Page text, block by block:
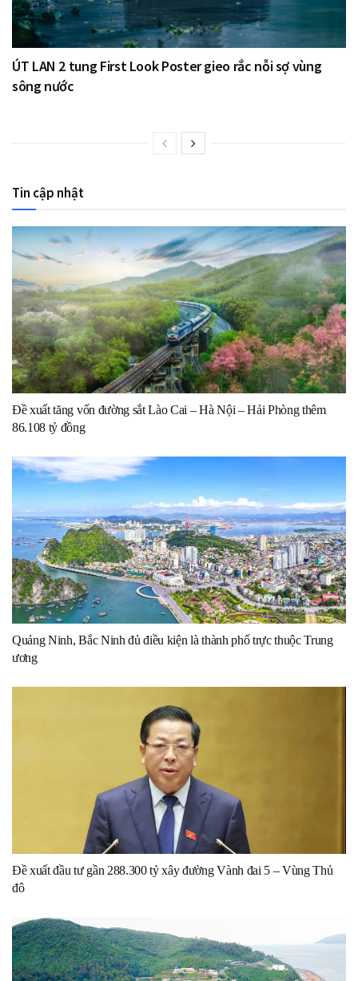
ÚT LAN 2 tung First Look Poster gieo rắc nỗi sợ vùng
sông nước
Tin cập nhật
Đề xuất tăng vốn đường sắt Lào Cai – Hà Nội – Hải Phòng thêm
86.108 tỷ đồng
Quảng Ninh, Bắc Ninh đủ điều kiện là thành phố trực thuộc Trung
ương
Đề xuất đầu tư gần 288.300 tỷ xây đường Vành đai 5 – Vùng Thủ
đô